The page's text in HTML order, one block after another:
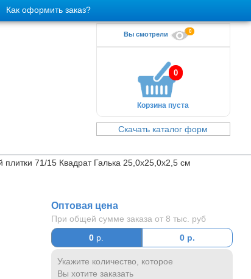
71/15 Квадрат Галька 25,0х25,0х2,5 см
Оптовая цена
При общей сумме заказа от 8 тыс. руб
0 р. 0 р.
Укажите количество, которое
Вы хотите заказать
Как оформить заказ?
Вы смотрели 0
0
Корзина пуста
Скачать каталог форм